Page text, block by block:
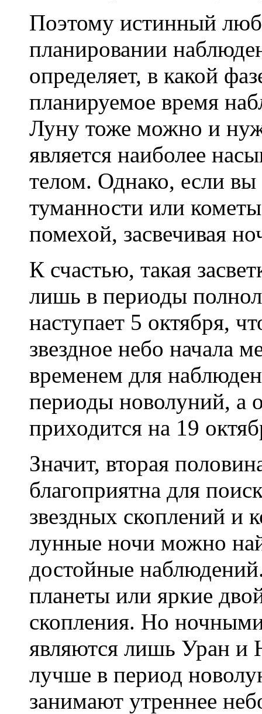
Поэтому истинный
планировании
определяет, в какой
планируемое время
Луну тоже можно и
является наиболее
телом. Однако, если вы
туманности или
помехой, засвечивая
К счастью, такая
лишь в периоды
наступает 5 октября,
звездное небо начала
временем для
периоды новолуний, а
приходится на 19
Значит, вторая
благоприятна для
звездных скоплений и
лунные ночи можно
достойные
планеты или яркие
скопления. Но
являются лишь Уран и
лучше в период
занимают утреннее